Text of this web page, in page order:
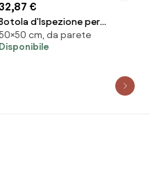
€
Botola d'Ispezione per
Cartongesso 50x50 cm con
telaio in Alluminio
50×50 cm, da parete
Disponibile